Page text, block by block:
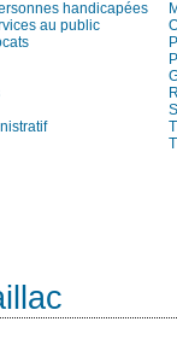
handicapées
au public